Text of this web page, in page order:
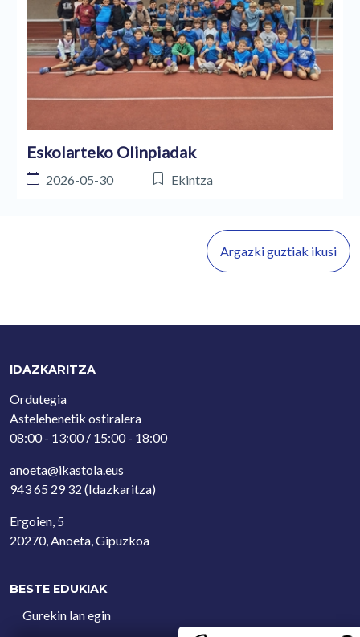
Eskolarteko Olinpiadak
2026-05-30 Ekintza
Argazki guztiak ikusi
IDAZKARITZA
Ordutegia
Astelehenetik ostiralera
08:00 - 13:00 / 15:00 - 18:00
anoeta@ikastola.eus
943 65 29 32 (Idazkaritza)
Ergoien, 5
20270, Anoeta, Gipuzkoa
BESTE EDUKIAK
Gurekin lan egin